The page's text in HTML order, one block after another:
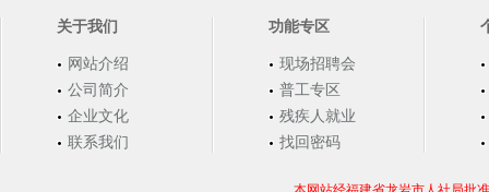
关于我们
网站介绍
公司简介
企业文化
联系我们
功能专区
现场招聘会
普工专区
残疾人就业
找回密码